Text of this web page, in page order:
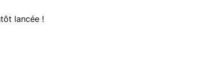
lancée !